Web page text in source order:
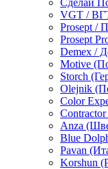
для
для
Сделай
VGT /
Prosept /
Prosept
Demex /
Motive
Storch
Olejnik
Color
Anza
Blue
Pavan
Korshun